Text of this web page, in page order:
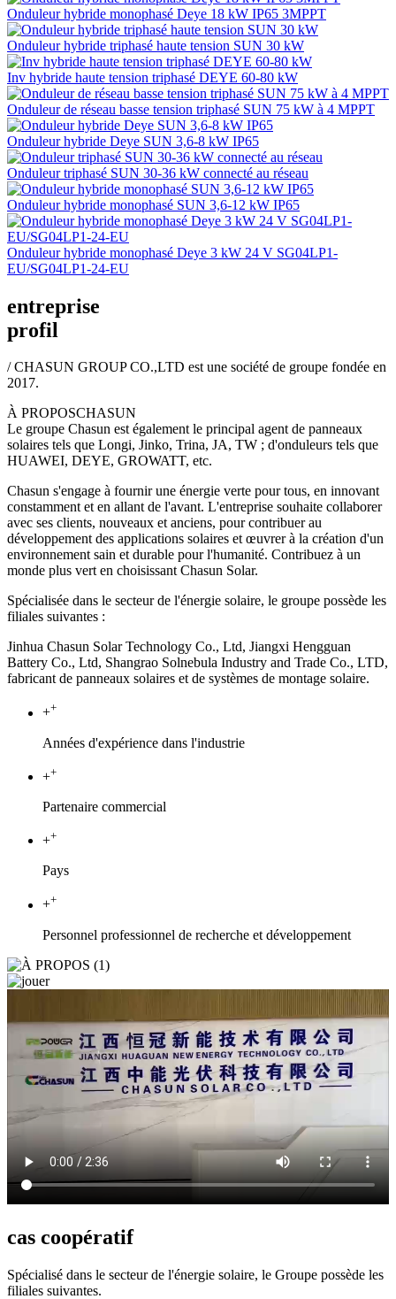
Onduleur hybride monophasé Deye 18 kW IP65 3MPPT
Onduleur hybride triphasé haute tension SUN 30 kW
Inv hybride haute tension triphasé DEYE 60-80 kW
Onduleur de réseau basse tension triphasé SUN 75 kW à 4 MPPT
Onduleur hybride Deye SUN 3,6-8 kW IP65
Onduleur triphasé SUN 30-36 kW connecté au réseau
Onduleur hybride monophasé SUN 3,6-12 kW IP65
Onduleur hybride monophasé Deye 3 kW 24 V SG04LP1-
EU/SG04LP1-24-EU
entreprise
profil
/ CHASUN GROUP CO.,LTD est une société de groupe fondée en
2017.
À PROPOSCHASUN
Le groupe Chasun est également le principal agent de panneaux
solaires tels que Longi, Jinko, Trina, JA, TW ; d'onduleurs tels que
HUAWEI, DEYE, GROWATT, etc.
Chasun s'engage à fournir une énergie verte pour tous, en innovant
constamment et en allant de l'avant. L'entreprise souhaite collaborer
avec ses clients, nouveaux et anciens, pour contribuer au
développement des applications solaires et œuvrer à la création d'un
environnement sain et durable pour l'humanité. Contribuez à un
monde plus vert en choisissant Chasun Solar.
Spécialisée dans le secteur de l'énergie solaire, le groupe possède les
filiales suivantes :
Jinhua Chasun Solar Technology Co., Ltd, Jiangxi Hengguan
Battery Co., Ltd, Shangrao Solnebula Industry and Trade Co., LTD,
fabricant de panneaux solaires et de systèmes de montage solaire.
++
Années d'expérience dans l'industrie
++
Partenaire commercial
++
Pays
++
Personnel professionnel de recherche et développement
cas coopératif
Spécialisé dans le secteur de l'énergie solaire, le Groupe possède les
filiales suivantes.